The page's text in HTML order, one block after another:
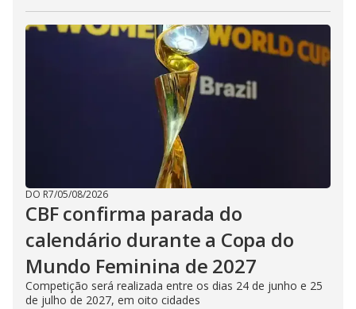
DO R7/05/08/2026
CBF confirma parada do
calendário durante a Copa do
Mundo Feminina de 2027
Competição será realizada entre os dias 24 de junho e 25
de julho de 2027, em oito cidades